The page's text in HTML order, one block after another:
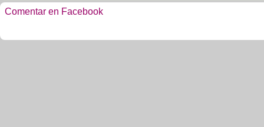
Comentar en Facebook